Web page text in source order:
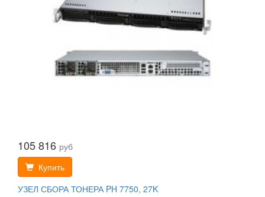
105 816 руб
Купить
УЗЕЛ СБОРА ТОНЕРА PH 7750, 27K